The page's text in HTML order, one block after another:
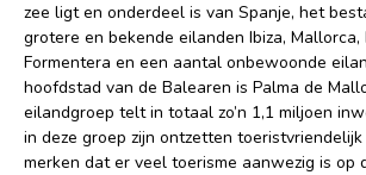
zee ligt en onderdeel is van Spanje, het
grotere en bekende eilanden Ibiza, Mallorca,
Formentera en een aantal onbewoonde
hoofdstad van de Balearen is Palma de
eilandgroep telt in totaal zo’n 1,1 miljoen
in deze groep zijn ontzetten
merken dat er veel toerisme aanwezig is op